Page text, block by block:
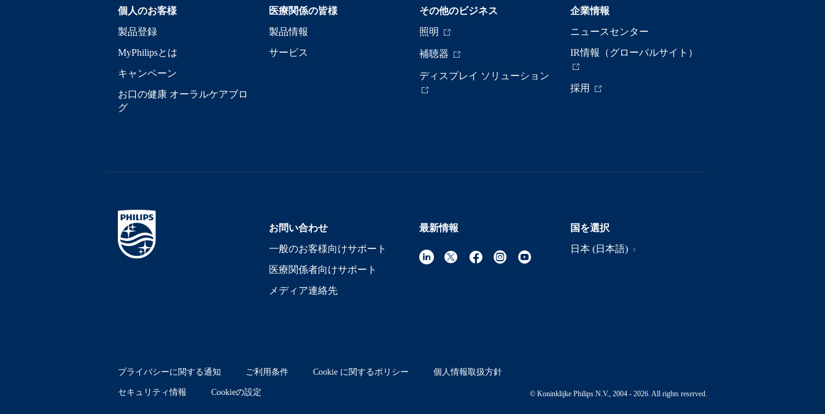
個人のお客様
製品登録
MyPhilipsとは
キャンペーン
お口の健康 オーラルケアブロ
グ
医療関係の皆様
製品情報
サービス
その他のビジネス
照明
補聴器
ディスプレイ ソリューション
企業情報
ニュースセンター
IR情報（グローバルサイト）
採用
お問い合わせ
一般のお客様向けサポート
医療関係者向けサポート
メディア連絡先
最新情報
国を選択
日本 (日本語)
プライバシーに関する通知 ご利用条件 Cookie に関するポリシー 個人情報取扱方針
セキュリティ情報 Cookieの設定 © Koninklijke Philips N.V., 2004 - 2026. All rights reserved.